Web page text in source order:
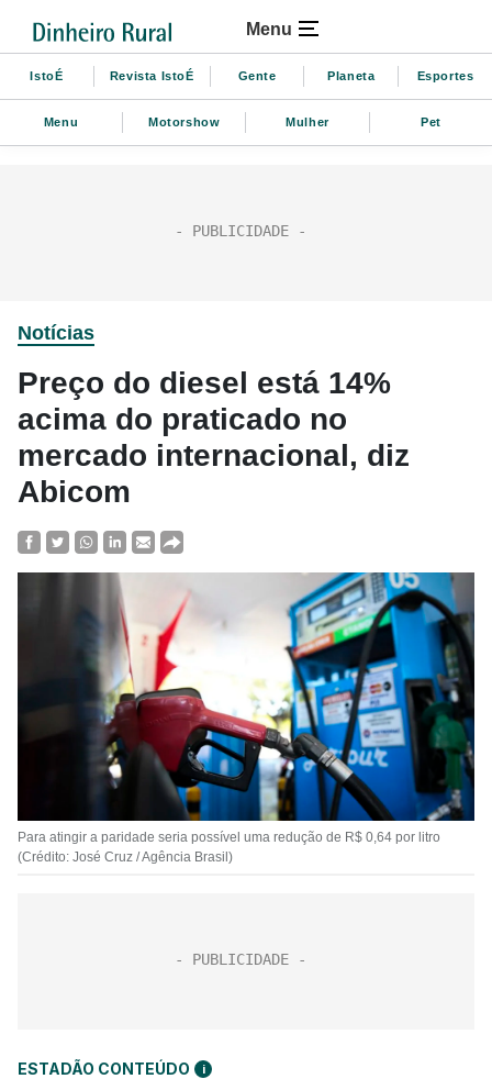
Menu
IstoÉ Revista IstoÉ Gente Planeta Esportes
Menu Motorshow Mulher Pet
Notícias
Preço do diesel está 14%
acima do praticado no
mercado internacional, diz
Abicom
Para atingir a paridade seria possível uma redução de R$ 0,64 por litro
(Crédito: José Cruz / Agência Brasil)
ESTADÃO CONTEÚDO i